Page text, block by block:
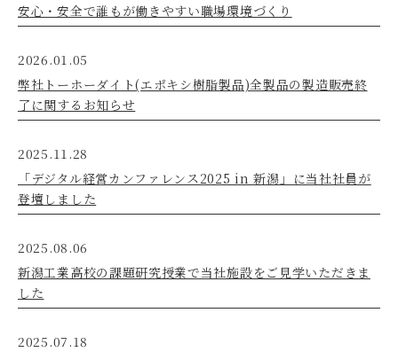
安心・安全で誰もが働きやすい職場環境づくり
2026.01.05
弊社トーホーダイト(エポキシ樹脂製品)全製品の製造販売終
了に関するお知らせ
2025.11.28
「デジタル経営カンファレンス2025 in 新潟」に当社社員が
登壇しました
2025.08.06
新潟工業高校の課題研究授業で当社施設をご見学いただきま
した
2025.07.18